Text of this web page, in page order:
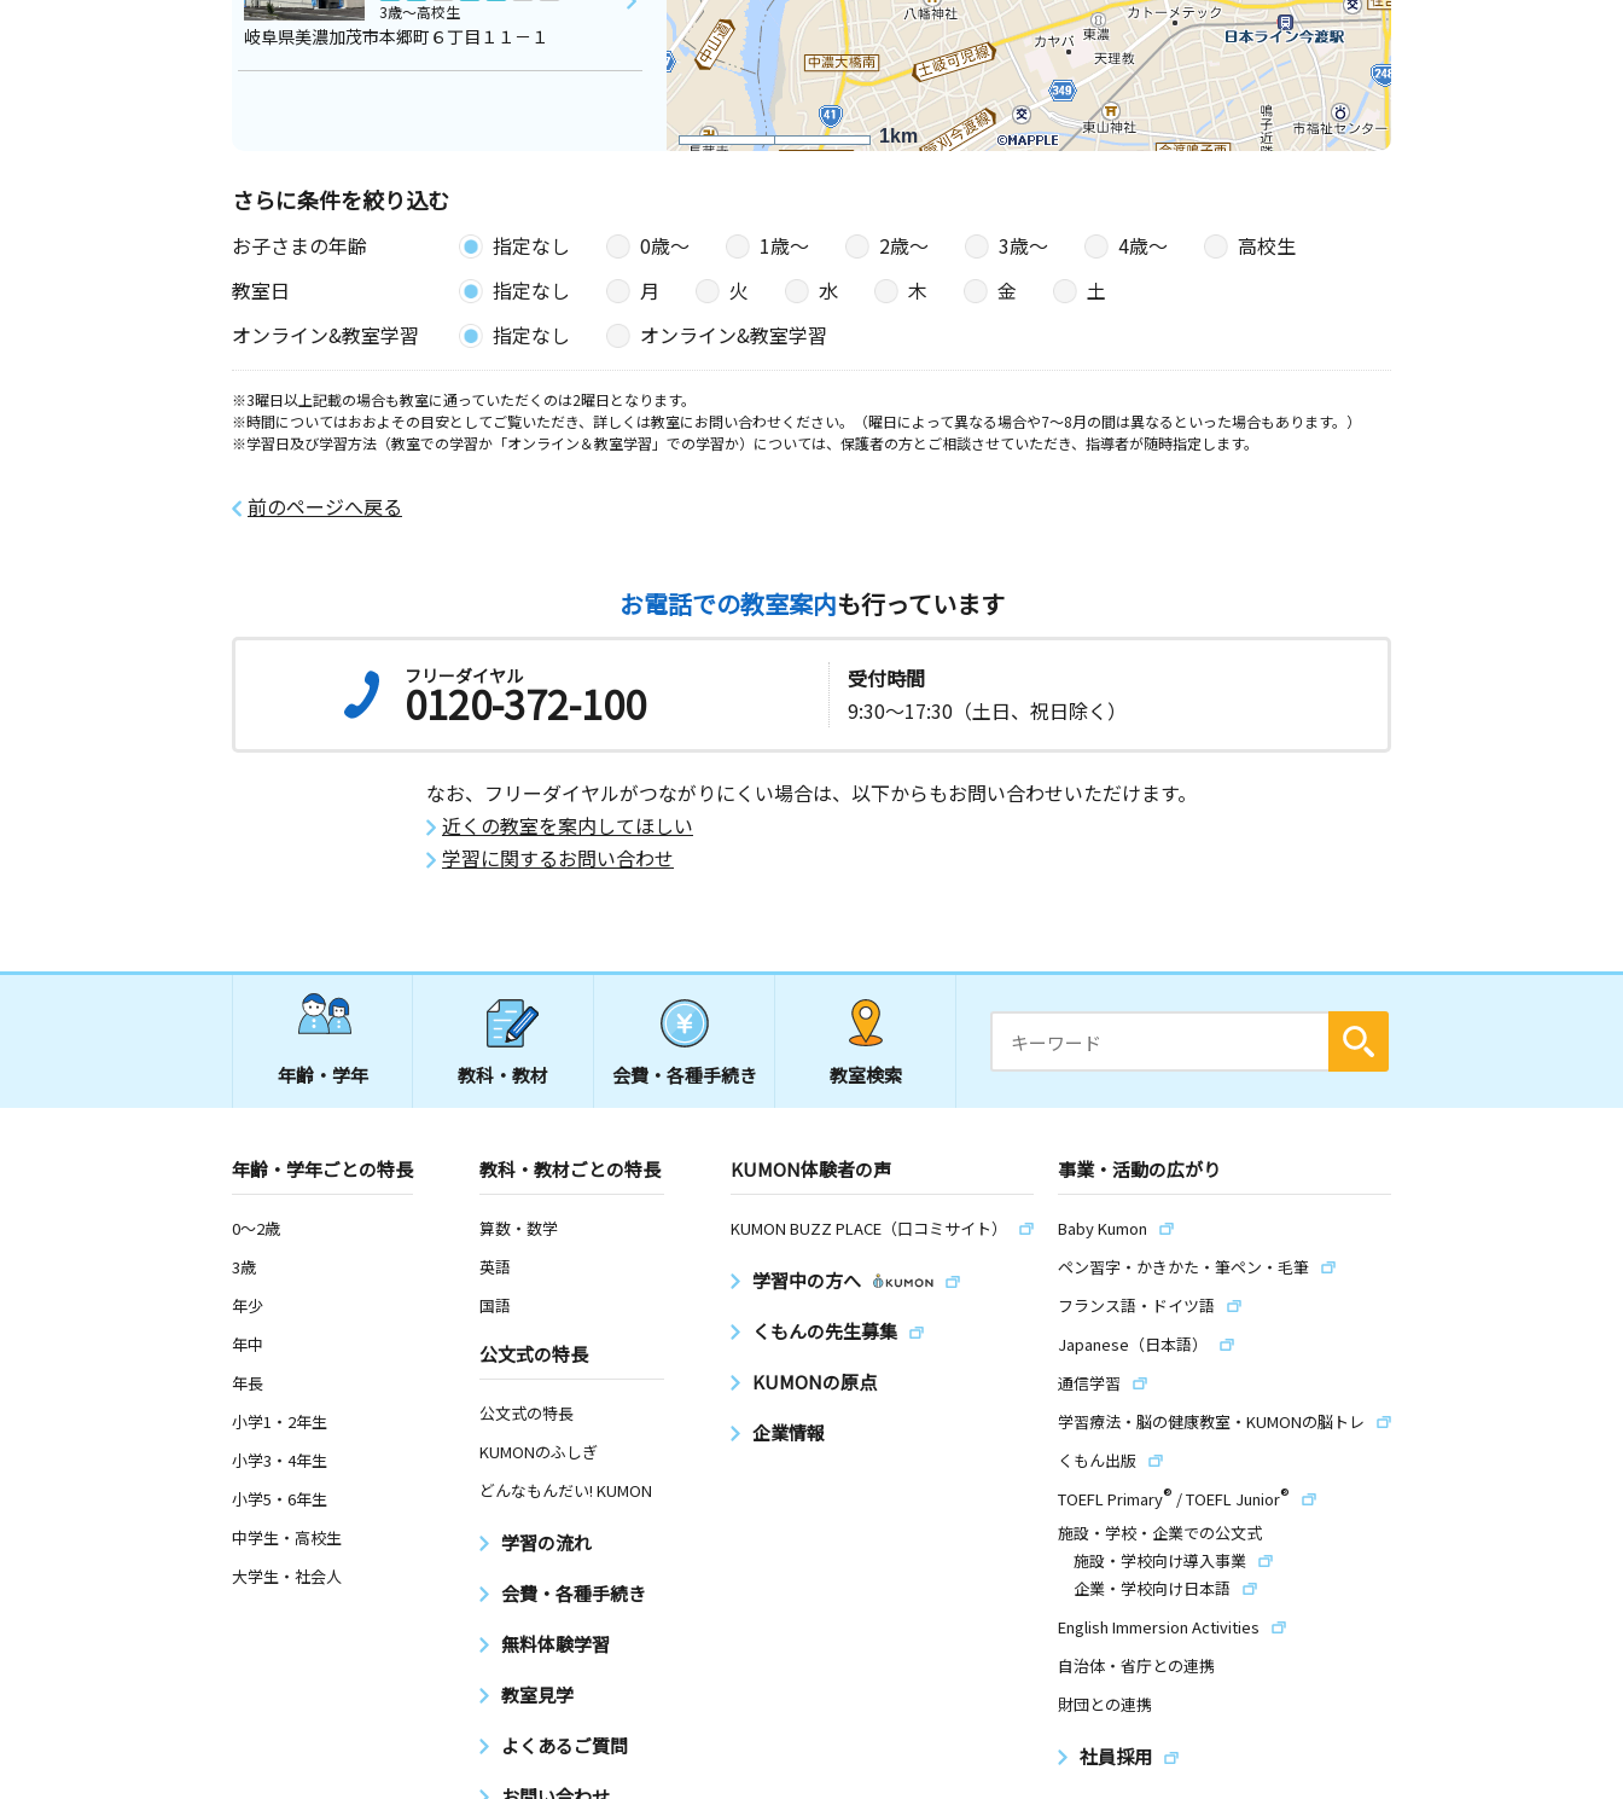
1km
3歳～高校生
岐阜県美濃加茂市本郷町６丁目１１－１
さらに条件を絞り込む
お子さまの年齢 指定なし 0歳〜 1歳〜 2歳〜 3歳〜 4歳〜
高校生
教室日
指定なし 月 火 水 木 金
土
オンライン&教室学習
指定なし オンライン&教室学習
※3曜日以上記載の場合も教室に通っていただくのは2曜日となります。
※時間についてはおおよその目安としてご覧いただき、詳しくは教室にお問い合わせください。（曜日によって異なる場合や7～8月の間は異なるといった場合もあります。）
※学習日及び学習方法（教室での学習か「オンライン＆教室学習」での学習か）については、保護者の方とご相談させていただき、指導者が随時指定します。
前のページへ戻る
お電話での教室案内も行っています
フリーダイヤル
0120-372-100
受付時間
9:30～17:30（土日、祝日除く）
なお、フリーダイヤルがつながりにくい場合は、以下からもお問い合わせいただけます。
近くの教室を案内してほしい
学習に関するお問い合わせ
年齢・学年 教科・教材 会費・ 各種手続き 教室検索
年齢・学年ごとの特長
0～2歳
3歳
年少
年中
年長
小学1・2年生
小学3・4年生
小学5・6年生
中学生・高校生
大学生・社会人
教科・教材ごとの特長
算数・数学
英語
国語
公文式の特長
公文式の特長
KUMONのふしぎ
どんなもんだい! KUMON
学習の流れ
会費・各種手続き
無料体験学習
教室見学
よくあるご質問
KUMON体験者の声
KUMON BUZZ PLACE（口コミサイト）
学習中の方へ
くもんの先生募集
KUMONの原点
企業情報
事業・活動の広がり
Baby Kumon
ペン習字・かきかた・筆ペン・毛筆
フランス語・ドイツ語
Japanese（日本語）
通信学習
学習療法・脳の健康教室・KUMONの脳トレ
くもん出版
TOEFL Primary® /TOEFL Junior®
施設・学校・企業での公文式
施設・学校向け導入事業
企業・学校向け日本語
English Immersion Activities
自治体・省庁との連携
財団との連携
社員採用